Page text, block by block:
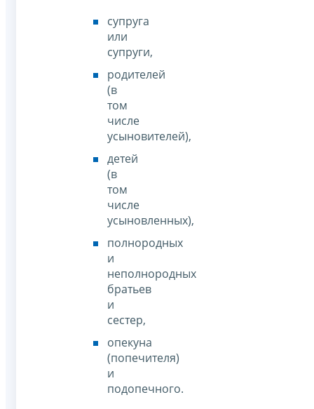
супруга
или
супруги,
родителей
(в
том
числе
усыновителей),
детей
(в
том
числе
усыновленных),
полнородных
и
неполнородных
братьев
и
сестер,
опекуна
(попечителя)
и
подопечного.